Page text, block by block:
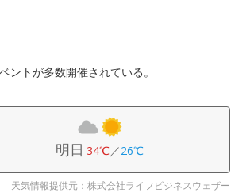
ントが多数開催されている。
明日 34℃／26℃
天気情報提供元：株式会社ライフビジネスウェザー